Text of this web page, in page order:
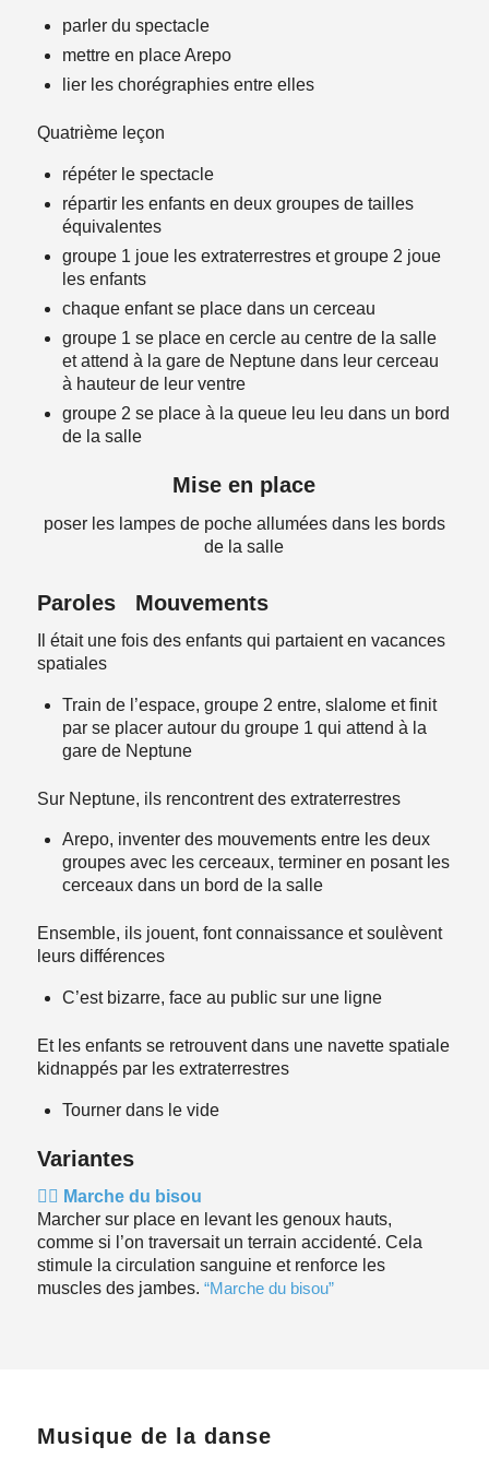
parler du spectacle
mettre en place Arepo
lier les chorégraphies entre elles
Quatrième leçon
répéter le spectacle
répartir les enfants en deux groupes de tailles
équivalentes
groupe 1 joue les extraterrestres et groupe 2 joue
les enfants
chaque enfant se place dans un cerceau
groupe 1 se place en cercle au centre de la salle
et attend à la gare de Neptune dans leur cerceau
à hauteur de leur ventre
groupe 2 se place à la queue leu leu dans un bord
de la salle
Mise en place
poser les lampes de poche allumées dans les bords
de la salle
Paroles Mouvements
Il était une fois des enfants qui partaient en vacances
spatiales
Train de l’espace, groupe 2 entre, slalome et finit
par se placer autour du groupe 1 qui attend à la
gare de Neptune
Sur Neptune, ils rencontrent des extraterrestres
Arepo, inventer des mouvements entre les deux
groupes avec les cerceaux, terminer en posant les
cerceaux dans un bord de la salle
Ensemble, ils jouent, font connaissance et soulèvent
leurs différences
C’est bizarre, face au public sur une ligne
Et les enfants se retrouvent dans une navette spatiale
kidnappés par les extraterrestres
Tourner dans le vide
Variantes
🚶‍♂️ Marche du bisou
Marcher sur place en levant les genoux hauts,
comme si l’on traversait un terrain accidenté. Cela
stimule la circulation sanguine et renforce les
muscles des jambes. “Marche du bisou”
Musique de la danse